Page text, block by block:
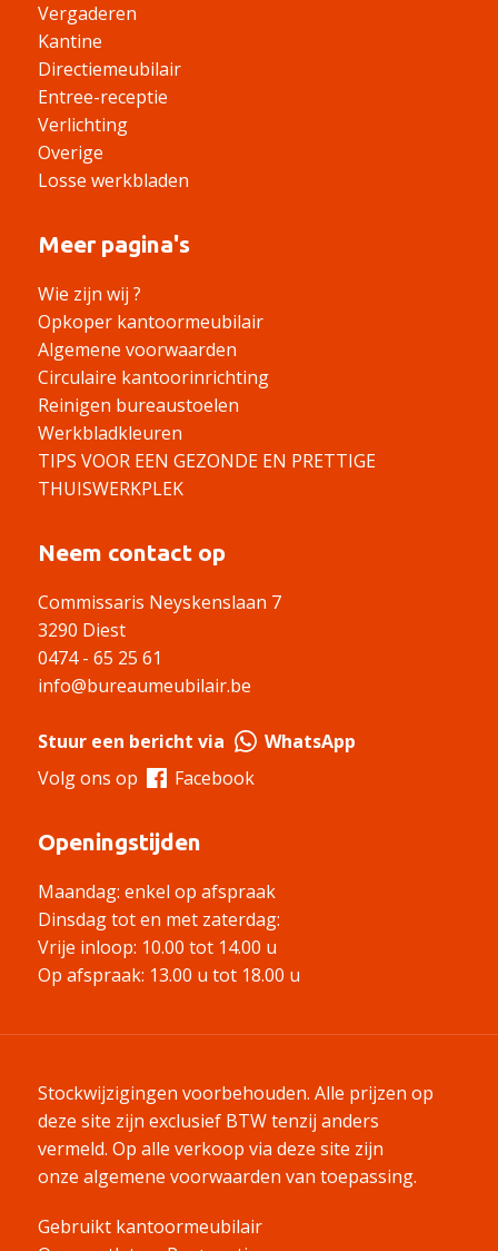
Vergaderen
Kantine
Directiemeubilair
Entree-receptie
Verlichting
Overige
Losse werkbladen
Meer pagina's
Wie zijn wij ?
Opkoper kantoormeubilair
Algemene voorwaarden
Circulaire kantoorinrichting
Reinigen bureaustoelen
Werkbladkleuren
TIPS VOOR EEN GEZONDE EN PRETTIGE
THUISWERKPLEK
Neem contact op
Commissaris Neyskenslaan 7
3290 Diest
0474 - 65 25 61
info@bureaumeubilair.be
Stuur een bericht via
WhatsApp
Volg ons op
Facebook
Openingstijden
Maandag: enkel op afspraak
Dinsdag tot en met zaterdag:
Vrije inloop: 10.00 tot 14.00 u
Op afspraak: 13.00 u tot 18.00 u
Stockwijzigingen voorbehouden. Alle prijzen op
deze site zijn exclusief BTW tenzij anders
vermeld. Op alle verkoop via deze site zijn
onze algemene voorwaarden van toepassing.
Gebruikt kantoormeubilair